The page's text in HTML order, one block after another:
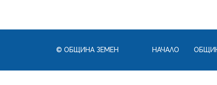
© ОБЩИНА ЗЕМЕН НАЧАЛО